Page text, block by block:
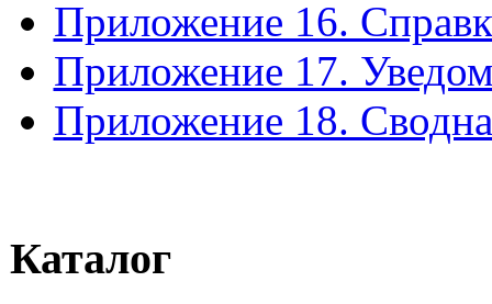
Приложение 16.
Приложение 17.
Приложение 18.
Каталог